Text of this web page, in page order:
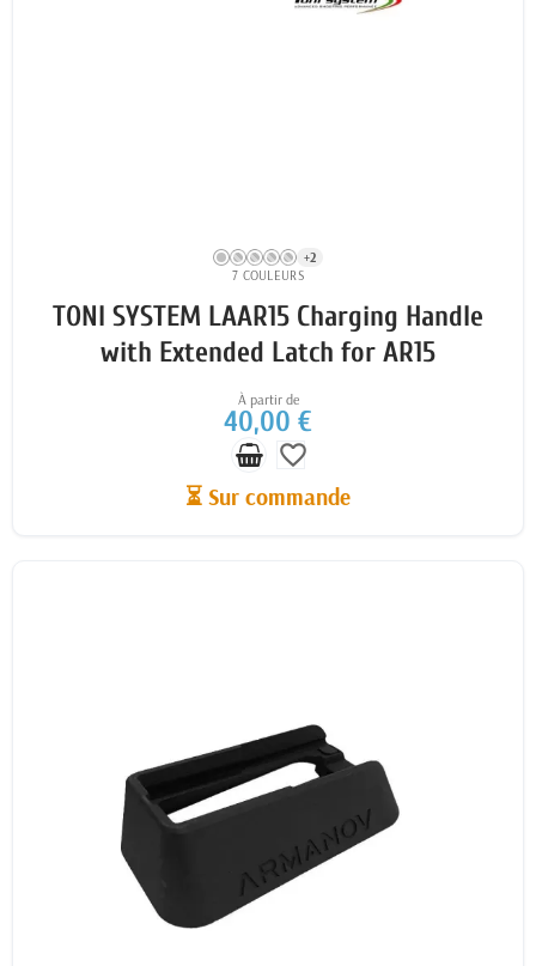
+2
7 COULEURS
TONI SYSTEM LAAR15 Charging Handle
with Extended Latch for AR15
À partir de
40,00 €
favorite_border
⏳ Sur commande